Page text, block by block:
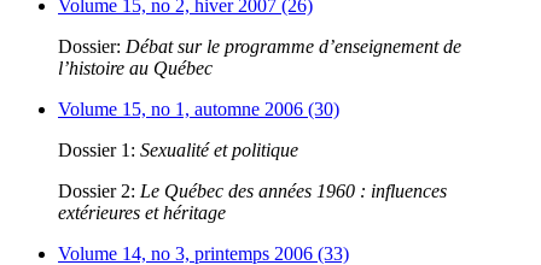
Volume 15, no 2, hiver 2007 (26)
Dossier: Débat sur le programme d’enseignement de
l’histoire au Québec
Volume 15, no 1, automne 2006 (30)
Dossier 1: Sexualité et politique
Dossier 2: Le Québec des années 1960 : influences
extérieures et héritage
Volume 14, no 3, printemps 2006 (33)